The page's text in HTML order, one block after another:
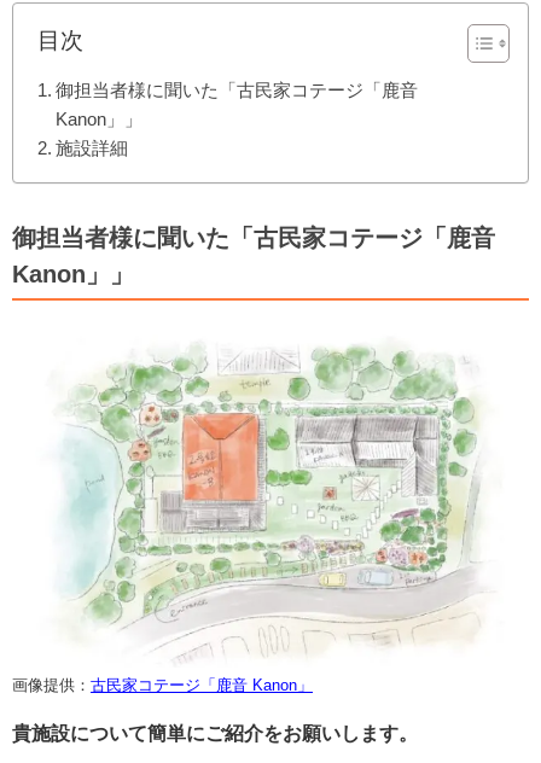
目次
御担当者様に聞いた「古民家コテージ「鹿音
Kanon」」
施設詳細
御担当者様に聞いた「古民家コテージ「鹿音
Kanon」」
画像提供： 古民家コテージ「鹿音 Kanon」
貴施設について簡単にご紹介をお願いします。